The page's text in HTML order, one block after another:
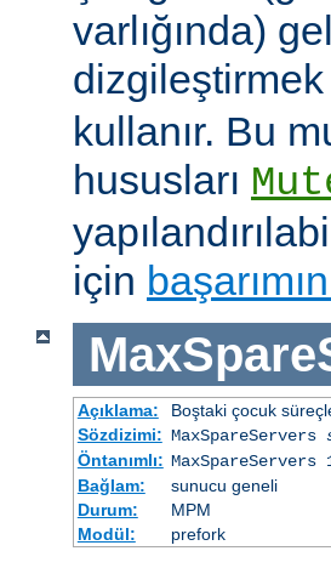
varlığında)
kullanır. Bu
hususları
için
Açıklama:
Boştaki çocuk
Sözdizimi: MaxSpareServers
Öntanımlı: MaxSpareServers
Bağlam:
sunucu geneli
Durum:
MPM
Modül:
prefork